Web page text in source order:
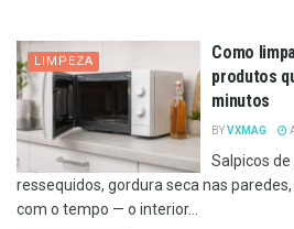
LIMPEZA
Como
produtos
minutos
BYVXMAG
Salpicos
ressequidos, gordura seca nas
com o tempo — o interior...